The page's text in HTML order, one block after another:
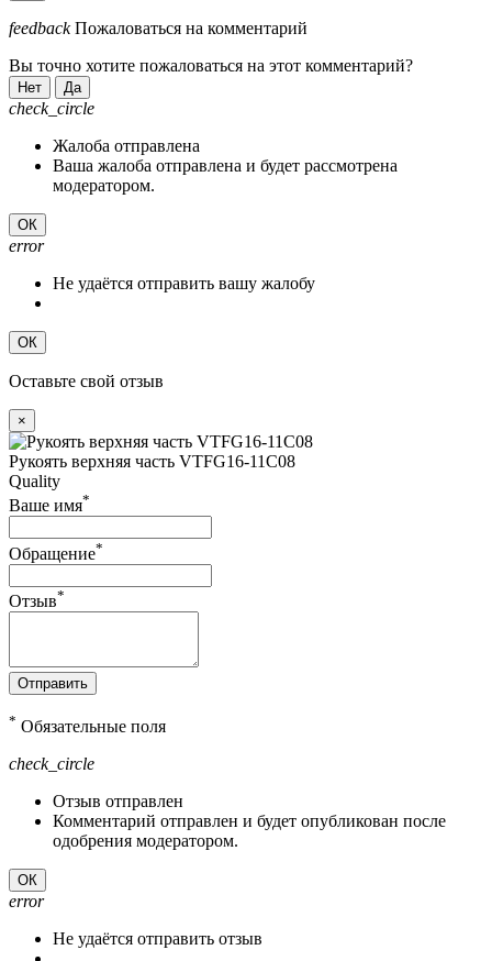
feedback Пожаловаться на комментарий
Вы точно хотите пожаловаться на этот комментарий?
Нет Да
check_circle
Жалоба отправлена
Ваша жалоба отправлена и будет рассмотрена
модератором.
ОК
error
Не удаётся отправить вашу жалобу
ОК
Оставьте свой отзыв
×
Рукоять верхняя часть VTFG16-11C08
Quality
Ваше имя*
Обращение*
Отзыв*
Отправить
* Обязательные поля
check_circle
Отзыв отправлен
Комментарий отправлен и будет опубликован после
одобрения модератором.
ОК
error
Не удаётся отправить отзыв